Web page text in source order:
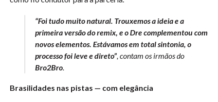
“Foi tudo muito natural. Trouxemos a ideia e a
primeira versão do remix, e o Dre complementou com
novos elementos. Estávamos em total sintonia, o
processo foi leve e direto”, contam os irmãos do
Bro2Bro.
Brasilidades nas pistas — com elegância